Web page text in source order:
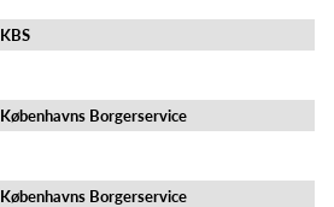
KBS
Københavns Borgerservice
Københavns Borgerservice